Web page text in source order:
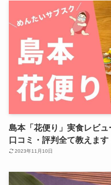
島本「花便り」実食レビ
口コミ・評判全て教えます
2023年11月10日